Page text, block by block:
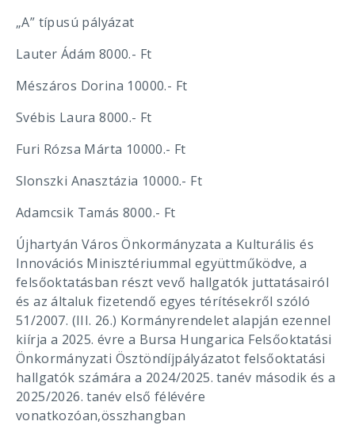
„A” típusú pályázat
Lauter Ádám 8000.- Ft
Mészáros Dorina 10000.- Ft
Svébis Laura 8000.- Ft
Furi Rózsa Márta 10000.- Ft
Slonszki Anasztázia 10000.- Ft
Adamcsik Tamás 8000.- Ft
Újhartyán Város Önkormányzata a Kulturális és
Innovációs Minisztériummal együttműködve, a
felsőoktatásban részt vevő hallgatók juttatásairól
és az általuk fizetendő egyes térítésekről szóló
51/2007. (III. 26.) Kormányrendelet alapján ezennel
kiírja a 2025. évre a Bursa Hungarica Felsőoktatási
Önkormányzati Ösztöndíjpályázatot felsőoktatási
hallgatók számára a 2024/2025. tanév második és a
2025/2026. tanév első félévére
vonatkozóan,összhangban